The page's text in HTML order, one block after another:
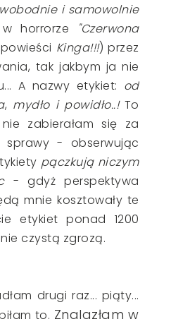
i samowolnie
horrorze
"Czerwona
Kinga!!!) przez
tak jakbym ja nie
A nazwy etykiet: od
, mydło i powidło..!To
zabierałam się za
sprawy - obserwując
pączkują niczym
- gdyż perspektywa
mnie kosztowały te
etykiet ponad 1200
czystą zgrozą.
drugi raz... piąty...
to. Znalazłam w